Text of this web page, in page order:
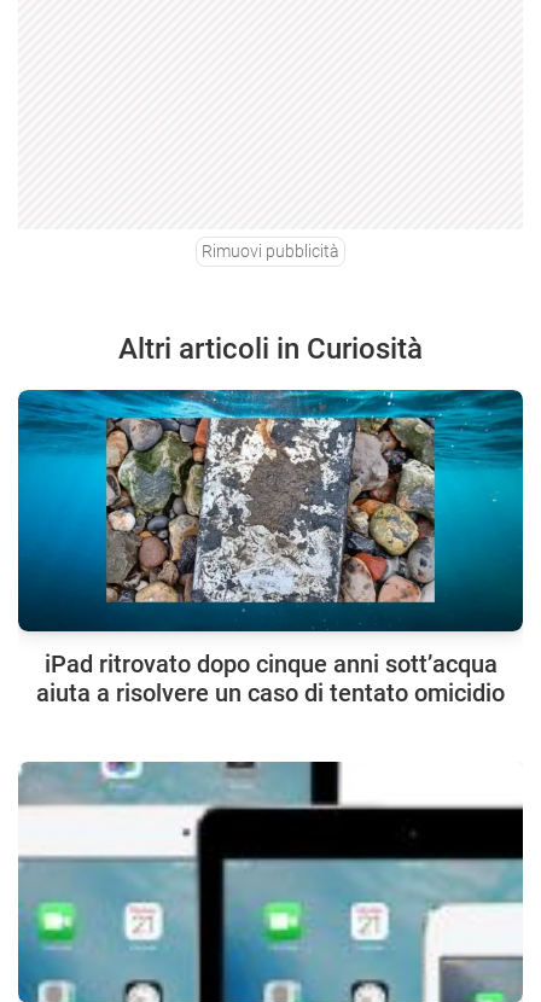
Rimuovi pubblicità
Altri articoli in Curiosità
iPad ritrovato dopo cinque anni sott’acqua
aiuta a risolvere un caso di tentato omicidio